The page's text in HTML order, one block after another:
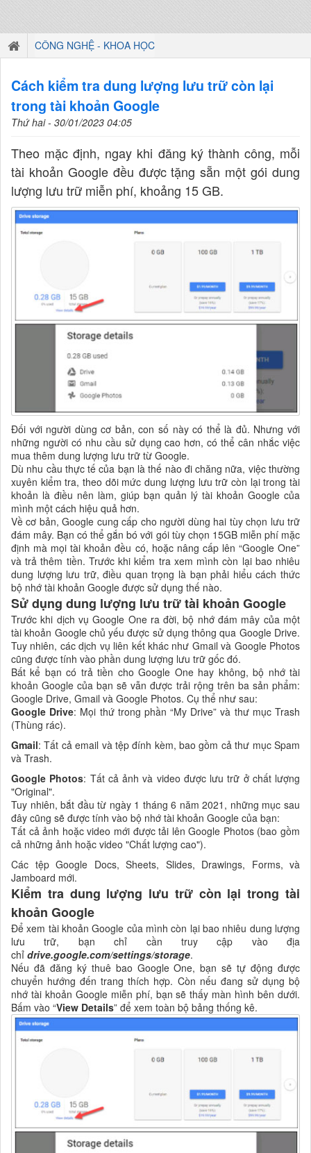
CÔNG NGHỆ - KHOA HỌC
Cách kiểm tra dung lượng lưu trữ còn lại
trong tài khoản Google
Thứ hai - 30/01/2023 04:05
Theo mặc định, ngay khi đăng ký thành công, mỗi
tài khoản Google đều được tặng sẵn một gói dung
lượng lưu trữ miễn phí, khoảng 15 GB.
Đối với người dùng cơ bản, con số này có thể là đủ. Nhưng với
những người có nhu cầu sử dụng cao hơn, có thể cân nhắc việc
mua thêm dung lượng lưu trữ từ Google.
Dù nhu cầu thực tế của bạn là thế nào đi chăng nữa, việc thường
xuyên kiểm tra, theo dõi mức dung lượng lưu trữ còn lại trong tài
khoản là điều nên làm, giúp bạn quản lý tài khoản Google của
mình một cách hiệu quả hơn.
Về cơ bản, Google cung cấp cho người dùng hai tùy chọn lưu trữ
đám mây. Bạn có thể gắn bó với gói tùy chọn 15GB miễn phí mặc
định mà mọi tài khoản đều có, hoặc nâng cấp lên “Google One”
và trả thêm tiền. Trước khi kiểm tra xem mình còn lại bao nhiêu
dung lượng lưu trữ, điều quan trọng là bạn phải hiểu cách thức
bộ nhớ tài khoản Google được sử dụng thế nào.
Sử dụng dung lượng lưu trữ tài khoản Google
Trước khi dịch vụ Google One ra đời, bộ nhớ đám mây của một
tài khoản Google chủ yếu được sử dụng thông qua Google Drive.
Tuy nhiên, các dịch vụ liên kết khác như Gmail và Google Photos
cũng được tính vào phần dung lượng lưu trữ gốc đó.
Bất kể bạn có trả tiền cho Google One hay không, bộ nhớ tài
khoản Google của bạn sẽ vẫn được trải rộng trên ba sản phẩm:
Google Drive, Gmail và Google Photos. Cụ thể như sau:
Google Drive: Mọi thứ trong phần “My Drive” và thư mục Trash
(Thùng rác).
Gmail: Tất cả email và tệp đính kèm, bao gồm cả thư mục Spam
và Trash.
Google Photos: Tất cả ảnh và video được lưu trữ ở chất lượng
"Original".
Tuy nhiên, bắt đầu từ ngày 1 tháng 6 năm 2021, những mục sau
đây cũng sẽ được tính vào bộ nhớ tài khoản Google của bạn:
Tất cả ảnh hoặc video mới được tải lên Google Photos (bao gồm
cả những ảnh hoặc video "Chất lượng cao").
Các tệp Google Docs, Sheets, Slides, Drawings, Forms, và
Jamboard mới.
Kiểm tra dung lượng lưu trữ còn lại trong tài
khoản Google
Để xem tài khoản Google của mình còn lại bao nhiêu dung lượng
lưu trữ, bạn chỉ cần truy cập vào địa
chỉ drive.google.com/settings/storage.
Nếu đã đăng ký thuê bao Google One, bạn sẽ tự động được
chuyển hướng đến trang thích hợp. Còn nếu đang sử dụng bộ
nhớ tài khoản Google miễn phí, bạn sẽ thấy màn hình bên dưới.
Bấm vào “View Details” để xem toàn bộ bảng thống kê.